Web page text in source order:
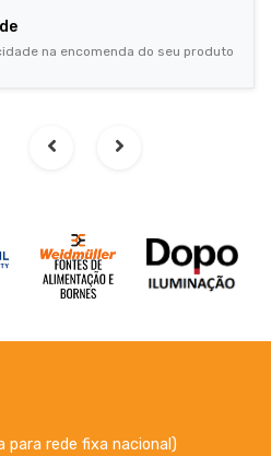
na encomenda do seu produto
para rede fixa nacional)